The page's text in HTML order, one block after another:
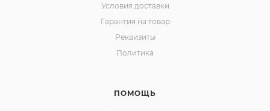
Условия доставки
Гарантия на товар
Реквизиты
Политика
ПОМОЩЬ